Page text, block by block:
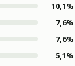
10,1%
7,6%
7,6%
5,1%